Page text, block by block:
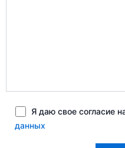
Я даю свое согласие
данных